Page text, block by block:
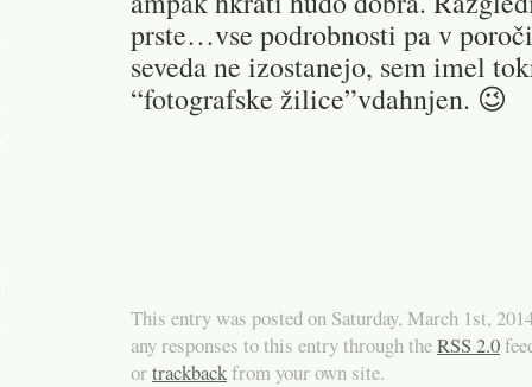
prste…vse podrobnosti pa v
seveda ne izostanejo, sem imel
“fotografske žilice”vdahnjen. 😉
This entry was posted on Saturday, March 1st,
any responses to this entry through theRSS 2.0
ortrackbackfrom your own site.